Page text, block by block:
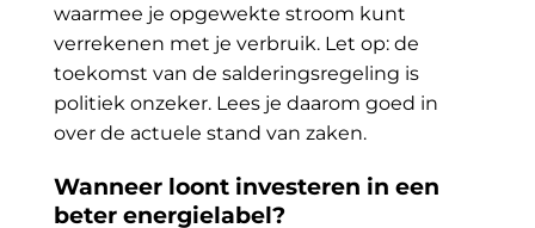
waarmee je opgewekte stroom kunt
verrekenen met je verbruik. Let op: de
toekomst van de salderingsregeling is
politiek onzeker. Lees je daarom goed in
over de actuele stand van zaken.
Wanneer loont investeren in een
beter energielabel?